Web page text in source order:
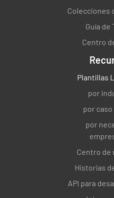
Colecciones
Guía de
Centro
Plantillas
por
por
por
Centro de
Historias
API para